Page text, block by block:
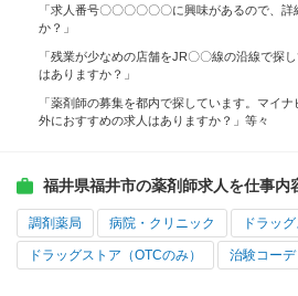
「求人番号〇〇〇〇〇〇に興味があるので、
か？」
「残業が少なめの店舗をJR〇〇線の沿線で探
はありますか？」
「薬剤師の募集を都内で探しています。マイ
外におすすめの求人はありますか？」等々
福井県福井市の薬剤師求人を仕事内
調剤薬局 病院・クリニック ドラッ
ドラッグストア（OTCのみ） 治験コーデ